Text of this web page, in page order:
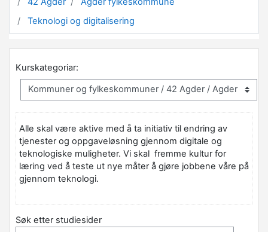
Teknologi og digitalisering
Kurskategoriar:
Alle skal være aktive med å ta initiativ til endring av
tjenester og oppgaveløsning gjennom digitale og
teknologiske muligheter. Vi skal fremme kultur for
læring ved å teste ut nye måter å gjøre jobbene våre på
gjennom teknologi.
Søk etter studiesider